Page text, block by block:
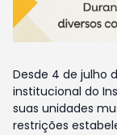
Desde 4 de julho
institucional do
suas unidades
restrições